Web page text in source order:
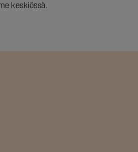
keskiössä.